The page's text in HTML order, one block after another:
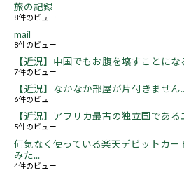
旅の記録
8件のビュー
mail
8件のビュー
【近況】中国でもお腹を壊すことにな
7件のビュー
【近況】なかなか部屋が片付きません
6件のビュー
【近況】アフリカ最古の独立国であ
5件のビュー
何気なく使っている楽天デビットカー
みた...
4件のビュー